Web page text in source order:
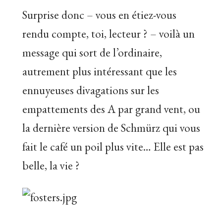
Surprise donc – vous en étiez-vous
rendu compte, toi, lecteur ? – voilà un
message qui sort de l’ordinaire,
autrement plus intéressant que les
ennuyeuses divagations sur les
empattements des A par grand vent, ou
la dernière version de Schmürz qui vous
fait le café un poil plus vite… Elle est pas
belle, la vie ?